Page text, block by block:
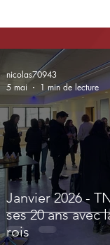
Janvier 2026 -
ses 20 ans avec
rois
nicolas70943
5 mai
1 min de lecture